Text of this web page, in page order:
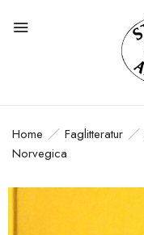
Home Faglitteratur
Norvegica